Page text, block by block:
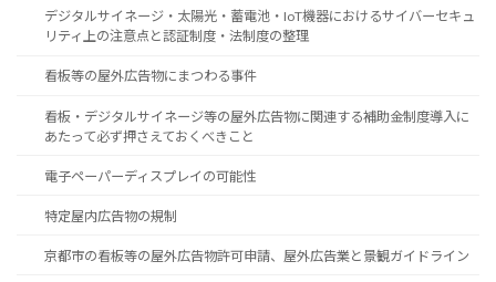
デジタルサイネージ・太陽光・蓄電池・IoT機器におけるサイバーセキュ
リティ上の注意点と認証制度・法制度の整理
看板等の屋外広告物にまつわる事件
看板・デジタルサイネージ等の屋外広告物に関連する補助金制度導入に
あたって必ず押さえておくべきこと
電子ペーパーディスプレイの可能性
特定屋内広告物の規制
京都市の看板等の屋外広告物許可申請、屋外広告業と景観ガイドライン